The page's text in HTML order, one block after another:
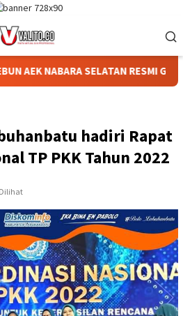
SELATAN RESMI GELAR
hadiri Rapat
TP PKK Tahun 2022